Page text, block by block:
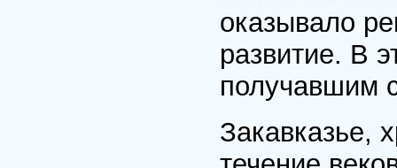
оказывало
развитие. В
получавшим
Закавказье,